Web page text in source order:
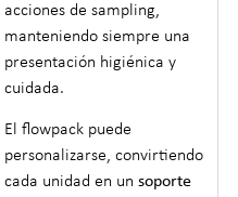
acciones de sampling,
manteniendo siempre una
presentación higiénica y
cuidada.
El flowpack puede
personalizarse, convirtiendo
cada unidad en unsoporte